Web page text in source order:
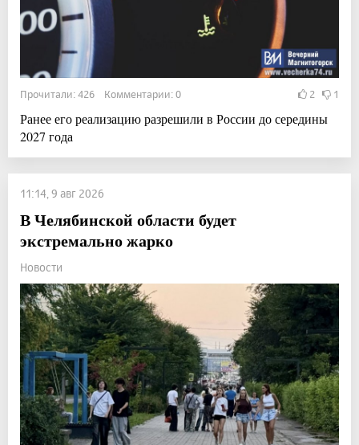
Прочитали: 426 Комментарии: 0 2 1
Ранее его реализацию разрешили в России до середины
2027 года
11:14, 9 авг 2026
В Челябинской области будет
экстремально жарко
Новости